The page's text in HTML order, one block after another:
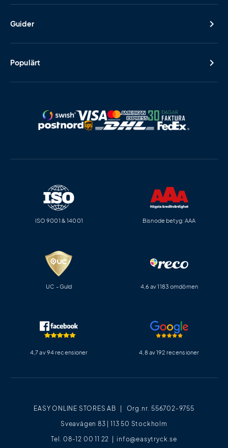
Guider
Populärt
EASY ONLINE STORES AB | Org.nr. 556702-9755
Sveavägen 83 | 113 50 Stockholm
Tel. 08-12 00 11 22 | info@easytryck.se
ISO 9001 & 14001 Bisnode betyg: AAA
UC - Guld 4,6 av 1183 omdömen
4,7 av 94 recensioner 4,8 av 192 recensioner